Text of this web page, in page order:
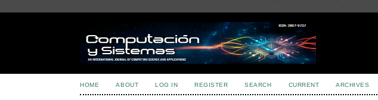
HOME ABOUT LOG IN REGISTER SEARCH CURRENT ARCHIVES